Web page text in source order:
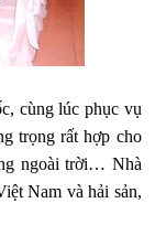
cùng lúc phục vụ
trọng rất hợp cho
ngoài trời… Nhà
Nam và hải sản,